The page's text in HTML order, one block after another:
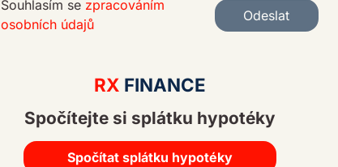
Souhlasím se zpracováním
osobních údajů
Odeslat
RX FINANCE
Spočítejte si splátku hypotéky
Spočítat splátku hypotéky